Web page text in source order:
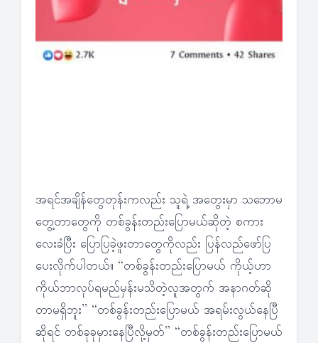
အရင်အချိန်တွေတုန်းကလည်း သူရဲ့ အတွေးမှာ သဘောမ
တွေ့တာတွေကို တစ်ခွန်းတည်းပြောမယ်ဆိုတဲ့ စကား
လေးခံပြီး ပြောပြခဲ့ဖူးတာတွေကိုလည်း ပြန်လည်ဖော်ပြ
ပေးလိုက်ပါတယ်။ “တစ်ခွန်းတည်းပြောမယ် ကိုယ့်ဟာ
ကိုယ်ဘာလုပ်ရမည်မှန်းမသိတဲ့လူအတွက် အနာဂတ်ဆို
တာမရှိဘူး” “တစ်ခွန်းတည်းပြောမယ် အရမ်းလွယ်နေပြီ
ဆိုရင် တစ်ခုခုမှားနေပြီလို့မှတ်” “တစ်ခွန်းတည်းပြောမယ်